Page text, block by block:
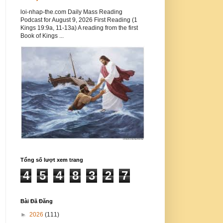
loi-nhap-the.com Daily Mass Reading
Podcast for August 9, 2026 First Reading (1
Kings 19:9a, 11-13a) A reading from the first
Book of Kings ...
Tổng số lượt xem trang
4 5 4 8 3 2 7
Bài Đã Đăng
► 2026 (111)